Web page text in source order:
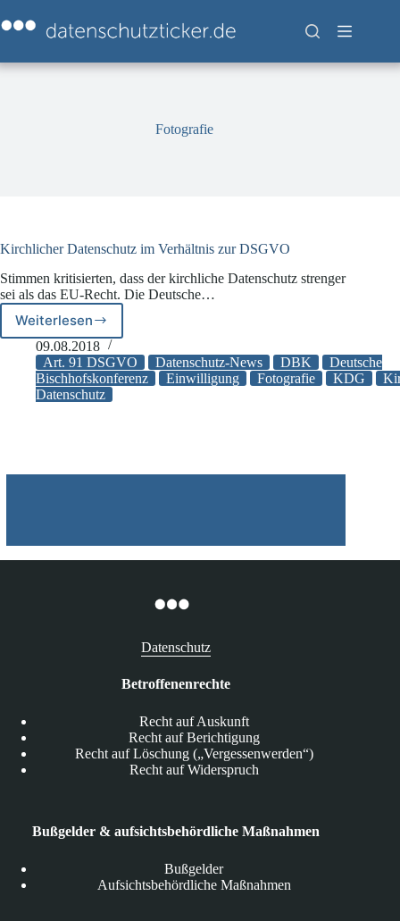
Inhalt
springen
Fotografie
Kirchlicher Datenschutz im Verhältnis zur DSGVO
Stimmen kritisierten, dass der kirchliche Datenschutz strenger
sei als das EU-Recht. Die Deutsche…
WeiterlesenKirchlicher
Datenschutz
im
Verhältnis
zur
09.08.2018
Art. 91 DSGVO
Datenschutz-News DBK
Deutsche
Bischhofskonferenz
Einwilligung Fotografie KDG
Datenschutz
Datenschutz
Betroffenenrechte
Recht auf Auskunft
Recht auf Berichtigung
Recht auf Löschung („Vergessenwerden“)
Recht auf Widerspruch
Bußgelder & aufsichtsbehördliche Maßnahmen
Bußgelder
Aufsichtsbehördliche Maßnahmen